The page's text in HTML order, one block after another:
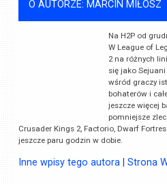
O AUTORZE: MARCIN MIŁOSZ
Na H2P od
W League of
2 na różnych
się jako
wśród graczy
bohaterów i
jeszcze więcej
pomniejsze
Crusader Kings 2, Factorio, Dwarf
jeszcze paru godzin w dobie.
Inne wpisy tego autora |Strona